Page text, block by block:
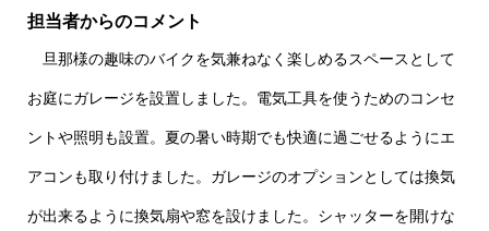
担当者からのコメント
旦那様の趣味のバイクを気兼ねなく楽しめるスペースとして
お庭にガレージを設置しました。電気工具を使うためのコンセ
ントや照明も設置。夏の暑い時期でも快適に過ごせるようにエ
アコンも取り付けました。ガレージのオプションとしては換気
が出来るように換気扇や窓を設けました。シャッターを開けな